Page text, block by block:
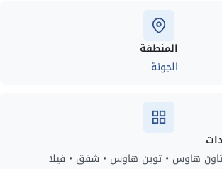
المنطقة
الجونة
هاوس • توين هاوس • شقق • فيلا